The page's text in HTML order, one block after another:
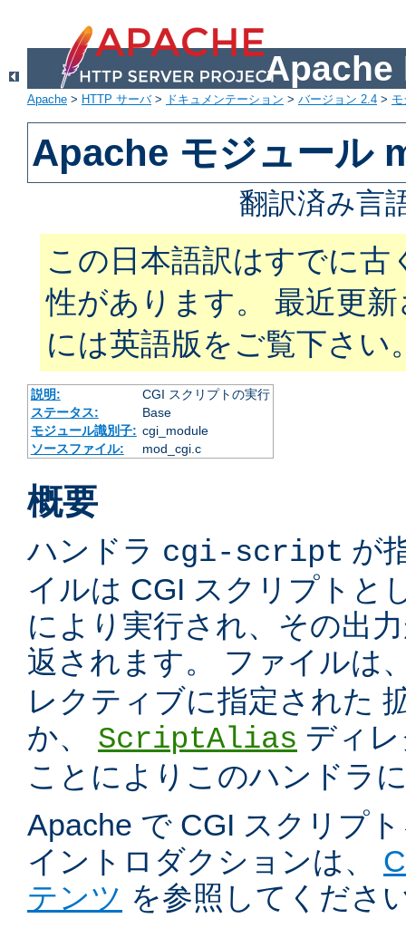
Apache
Apache > HTTP サーバ> ドキュメンテーション > バージョン 2.4 >
Apache モジュール
翻訳済み言
この日本語訳はすでに古
性があります。 最近更
には英語版をご覧下さい
説明:
CGI スクリプトの実行
ステータス:
Base
モジュール識別子: cgi_module
ソースファイル:
mod_cgi.c
概要
ハンドラ cgi-script が
イルは CGI スクリプトと
により実行され、その出
返されます。 ファイルは
レクティブに指定された
か、 ScriptAlias ディ
ことによりこのハンドラ
Apache で CGI スクリプ
イントロダクションは、
テンツ を参照してくださ